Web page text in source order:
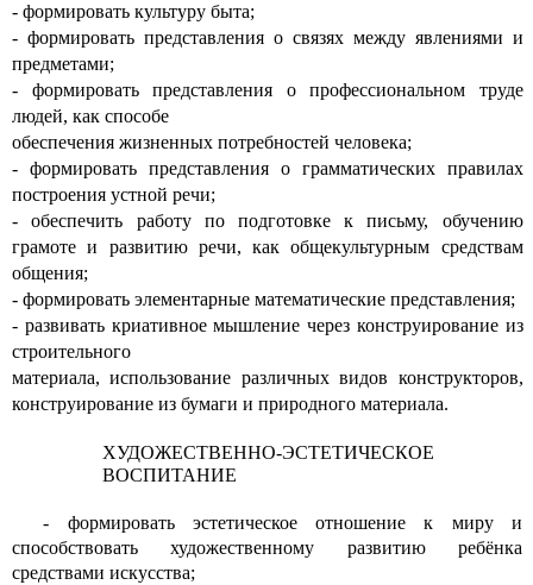
- формировать культуру быта;
- формировать представления о связях между явлениями и
предметами;
- формировать представления о профессиональном труде
людей, как способе
обеспечения жизненных потребностей человека;
- формировать представления о грамматических правилах
построения устной речи;
- обеспечить работу по подготовке к письму, обучению
грамоте и развитию речи, как общекультурным средствам
общения;
- формировать элементарные математические представления;
- развивать криативное мышление через конструирование из
строительного
материала, использование различных видов конструкторов,
конструирование из бумаги и природного материала.
ХУДОЖЕСТВЕННО-ЭСТЕТИЧЕСКОЕ
ВОСПИТАНИЕ
- формировать эстетическое отношение к миру и
способствовать художественному развитию ребёнка
средствами искусства;